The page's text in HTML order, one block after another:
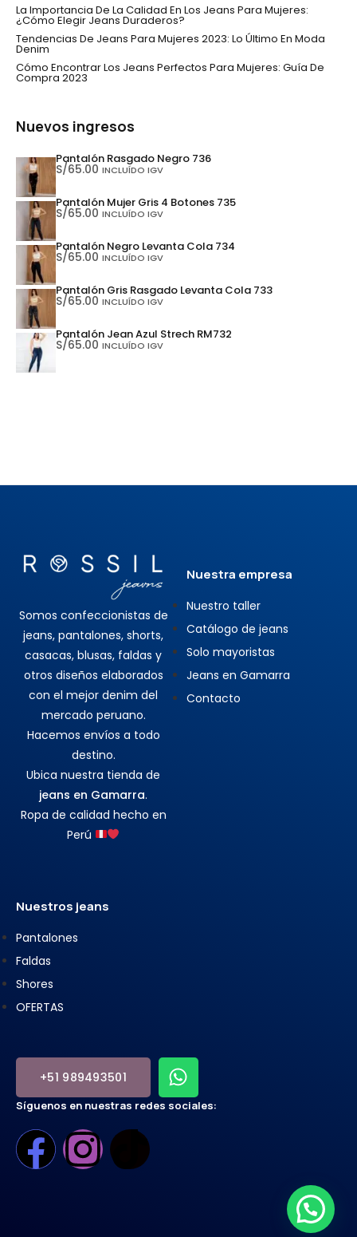
La Importancia De La Calidad En Los Jeans Para Mujeres:
¿Cómo Elegir Jeans Duraderos?
Tendencias De Jeans Para Mujeres 2023: Lo Último En Moda
Denim
Cómo Encontrar Los Jeans Perfectos Para Mujeres: Guía De
Compra 2023
Nuevos ingresos
Pantalón Rasgado Negro 736
S/65.00 INCLUÍDO IGV
Pantalón Mujer Gris 4 Botones 735
S/65.00 INCLUÍDO IGV
Pantalón Negro Levanta Cola 734
S/65.00 INCLUÍDO IGV
Pantalón Gris Rasgado Levanta Cola 733
S/65.00 INCLUÍDO IGV
Pantalón Jean Azul Strech RM732
S/65.00 INCLUÍDO IGV
Somos confeccionistas de
jeans, pantalones, shorts,
casacas, blusas, faldas y
otros diseños elaborados
con el mejor denim del
mercado peruano.
Hacemos envíos a todo
destino.
Ubica nuestra tienda de
jeans en Gamarra.
Ropa de calidad hecho en
Perú
Nuestra empresa
Nuestro taller
Catálogo de jeans
Solo mayoristas
Jeans en Gamarra
Contacto
Nuestros jeans
Pantalones
Faldas
Shores
OFERTAS
+51 989493501
Síguenos en nuestras redes sociales: